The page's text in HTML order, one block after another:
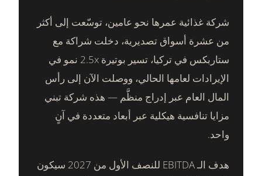
شركة غذائية عمرها نحو عامين، توسّعت إلى أكثر
من عشرة أسواق تصديرية، دخلت شراكة مع
ستاربكس في تركيا، تسير بوتيرة 2.5x نمو في
الإيرادات لعامها الحالي، ووصلت الآن إلى رأس
المال العام عبر إدراج منظَّم — هذه شركة تبني
مزايا تنافسية هيكلية عبر أبعاد متعددة في آنٍ
واحد.
هدف الـ EBITDA للنصف الأول من 2027 سيكون